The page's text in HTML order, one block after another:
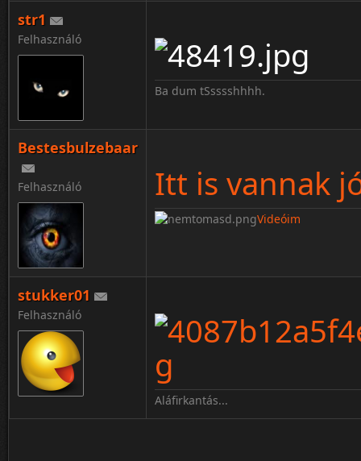
str1
Felhasználó
Ba dum tSsssshhhh.
Bestesbulzebaar
Felhasználó Itt is vannak
Videóim
stukker01
Felhasználó
Aláfirkantás...